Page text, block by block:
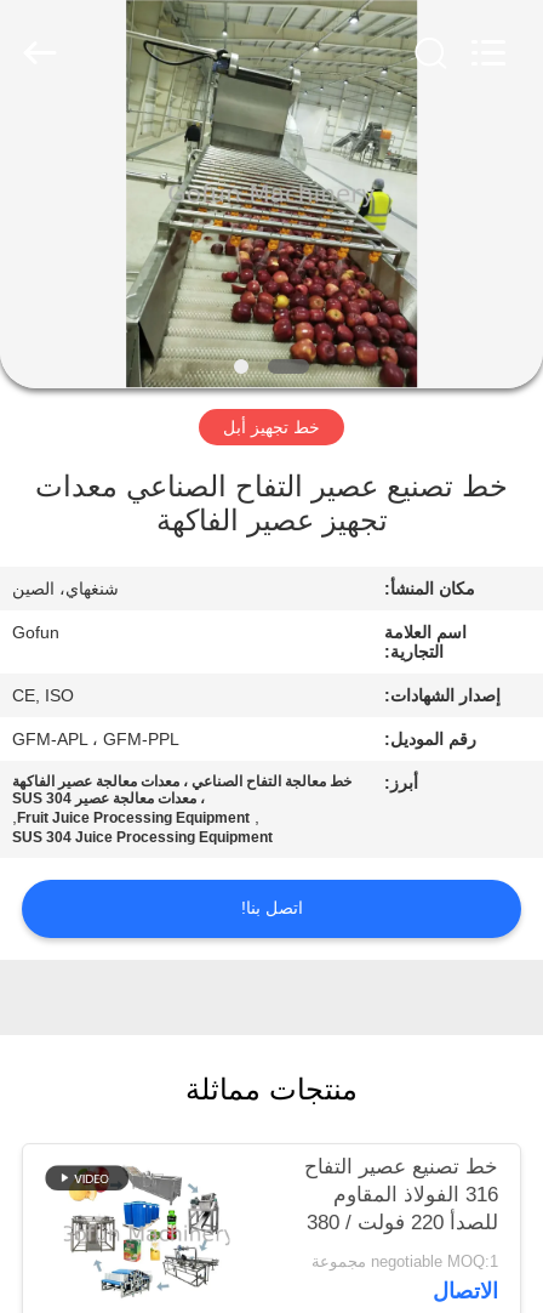
عرض
الافتراضي
جولة
الجودة
حالات
اطلب
اقتباس
خط تجهيز أبل
خط تصنيع عصير التفاح الصناعي معدات
تجهيز عصير الفاكهة
مكان المنشأ: شنغهاي، الصين
اسم العلامة
التجارية:
Gofun
إصدار الشهادات: CE, ISO
رقم الموديل: GFM-APL ، GFM-PPL
أبرز:
خط معالجة التفاح الصناعي ، معدات معالجة عصير الفاكهة
، معدات معالجة عصير SUS 304
,
Fruit Juice Processing Equipment
,
SUS 304 Juice Processing Equipment
اتصل بنا!
منتجات مماثلة
خط تصنيع عصير التفاح
316 الفولاذ المقاوم
للصدأ 220 فولت / 380
فولت
negotiable MOQ:1 مجموعة
الاتصال